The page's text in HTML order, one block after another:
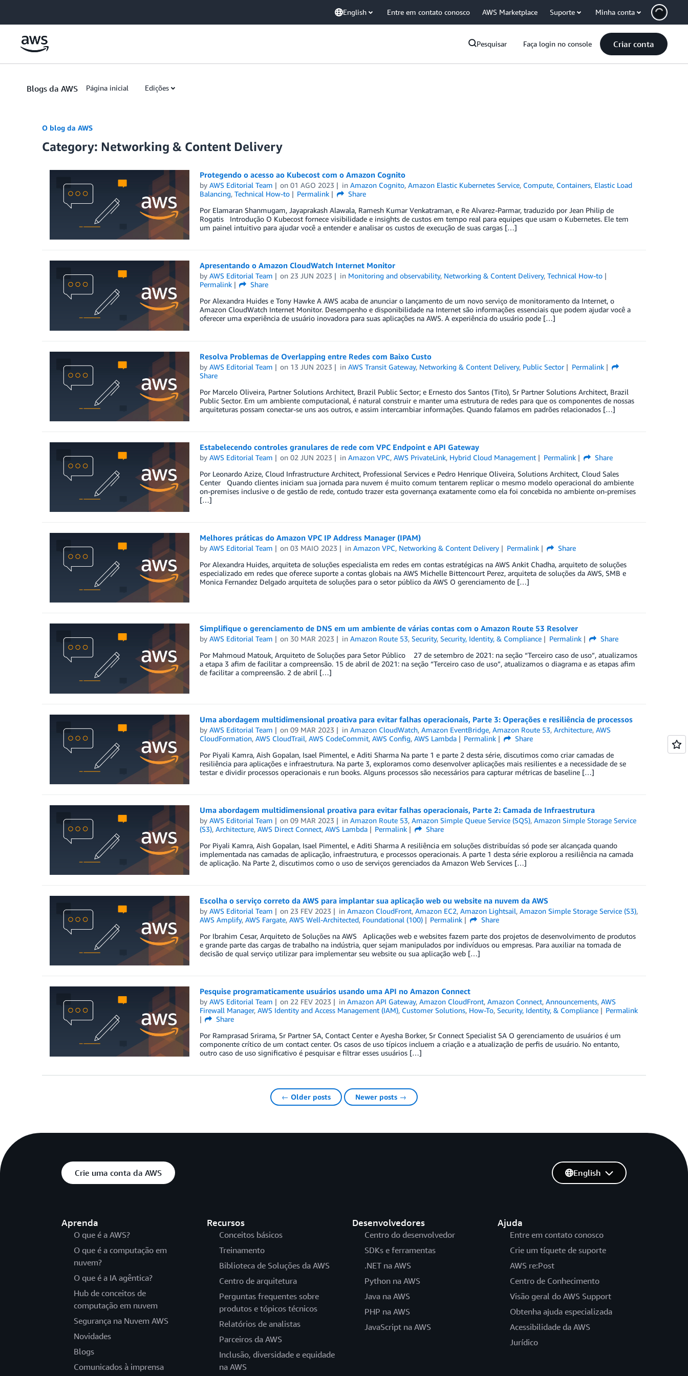
English Entre em contato conosco AWS Marketplace Suporte Minha conta
Pesquisar Faça login no console Criar conta
Blogs da AWS Página inicial Edições
O blog da AWS
Category: Networking & Content Delivery
Protegendo o acesso ao Kubecost com o Amazon Cognito
by AWS Editorial Team on01 AGO 2023 inAmazon Cognito,Amazon Elastic Kubernetes Service, Compute, Containers, Elastic Load
Balancing, Technical How-to Permalink
Share
Por Elamaran Shanmugam, Jayaprakash Alawala, Ramesh Kumar Venkatraman, e Re Alvarez-Parmar, traduzido por Jean Philip de
Rogatis Introdução O Kubecost fornece visibilidade e insights de custos em tempo real para equipes que usam o Kubernetes. Ele tem
um painel intuitivo para ajudar você a entender e analisar os custos de execução de suas cargas […]
Apresentando o Amazon CloudWatch Internet Monitor
by AWS Editorial Team on 23 JUN 2023 in Monitoring and observability, Networking & Content Delivery,Technical How-to
Permalink
Share
Por Alexandra Huides e Tony Hawke A AWS acaba de anunciar o lançamento de um novo serviço de monitoramento da Internet, o
Amazon CloudWatch Internet Monitor. Desempenho e disponibilidade na Internet são informações essenciais que podem ajudar você a
oferecer uma experiência de usuário inovadora para suas aplicações na AWS. A experiência do usuário pode […]
Resolva Problemas de Overlapping entre Redes com Baixo Custo
by AWS Editorial Team on 13 JUN 2023 inAWS Transit Gateway, Networking & Content Delivery, Public Sector
Permalink
Share
Por Marcelo Oliveira, Partner Solutions Architect, Brazil Public Sector; e Ernesto dos Santos (Tito), Sr Partner Solutions Architect, Brazil
Public Sector. Em um ambiente computacional, é natural construir e manter uma estrutura de redes para que os componentes de nossas
arquiteturas possam conectar-se uns aos outros, e assim intercambiar informações. Quando falamos em padrões relacionados […]
Estabelecendo controles granulares de rede com VPC Endpoint e API Gateway
by AWS Editorial Team on02 JUN 2023 inAmazon VPC,AWS PrivateLink, Hybrid Cloud Management Permalink
Share
Por Leonardo Azize, Cloud Infrastructure Architect, Professional Services e Pedro Henrique Oliveira, Solutions Architect, Cloud Sales
Center Quando clientes iniciam sua jornada para nuvem é muito comum tentarem replicar o mesmo modelo operacional do ambiente
on-premises inclusive o de gestão de rede, contudo trazer esta governança exatamente como ela foi concebida no ambiente on-premises
[…]
Melhores práticas do Amazon VPC IP Address Manager (IPAM)
by AWS Editorial Team on03 MAIO 2023 inAmazon VPC, Networking & Content Delivery Permalink
Share
Por Alexandra Huides, arquiteta de soluções especialista em redes em contas estratégicas na AWS Ankit Chadha, arquiteto de soluções
especializado em redes que oferece suporte a contas globais na AWS Michelle Bittencourt Perez, arquiteta de soluções da AWS, SMB e
Monica Fernandez Delgado arquiteta de soluções para o setor público da AWS O gerenciamento de […]
Simplifique o gerenciamento de DNS em um ambiente de várias contas com o Amazon Route 53 Resolver
by AWS Editorial Team on 30 MAR 2023 inAmazon Route 53,Security,Security, Identity, & Compliance Permalink
Share
Por Mahmoud Matouk, Arquiteto de Soluções para Setor Público 27 de setembro de 2021: na seção “Terceiro caso de uso”, atualizamos
a etapa 3 afim de facilitar a compreensão. 15 de abril de 2021: na seção “Terceiro caso de uso”, atualizamos o diagrama e as etapas afim
de facilitar a compreensão. 2 de abril […]
Uma abordagem multidimensional proativa para evitar falhas operacionais, Parte 3: Operações e resiliência de processos
by AWS Editorial Team on09 MAR 2023 inAmazon CloudWatch,Amazon EventBridge,Amazon Route 53,Architecture,AWS
CloudFormation, AWS CloudTrail, AWS CodeCommit, AWS Config, AWS Lambda Permalink
Share
Por Piyali Kamra, Aish Gopalan, Isael Pimentel, e Aditi Sharma Na parte 1 e parte 2 desta série, discutimos como criar camadas de
resiliência para aplicações e infraestrutura. Na parte 3, exploramos como desenvolver aplicações mais resilientes e a necessidade de se
testar e dividir processos operacionais e run books. Alguns processos são necessários para capturar métricas de baseline […]
Uma abordagem multidimensional proativa para evitar falhas operacionais, Parte 2: Camada de Infraestrutura
by AWS Editorial Team on09 MAR 2023 inAmazon Route 53,Amazon Simple Queue Service (SQS),Amazon Simple Storage Service
(S3), Architecture, AWS Direct Connect, AWS Lambda Permalink
Share
Por Piyali Kamra, Aish Gopalan, Isael Pimentel, e Aditi Sharma A resiliência em soluções distribuídas só pode ser alcançada quando
implementada nas camadas de aplicação, infraestrutura, e processos operacionais. A parte 1 desta série explorou a resiliência na camada
de aplicação. Na Parte 2, discutimos como o uso de serviços gerenciados da Amazon Web Services […]
Escolha o serviço correto da AWS para implantar sua aplicação web ou website na nuvem da AWS
by AWS Editorial Team on 23 FEV 2023 inAmazon CloudFront,Amazon EC2,Amazon Lightsail,Amazon Simple Storage Service (S3),
AWS Amplify, AWS Fargate, AWS Well-Architected, Foundational (100) Permalink
Share
Por Ibrahim Cesar, Arquiteto de Soluções na AWS Aplicações web e websites fazem parte dos projetos de desenvolvimento de produtos
e grande parte das cargas de trabalho na indústria, quer sejam manipulados por indivíduos ou empresas. Para auxiliar na tomada de
decisão de qual serviço utilizar para implementar seu website ou sua aplicação web […]
Pesquise programaticamente usuários usando uma API no Amazon Connect
by AWS Editorial Team on 22 FEV 2023 inAmazon API Gateway,Amazon CloudFront,Amazon Connect,Announcements,AWS
Firewall Manager, AWS Identity and Access Management (IAM), Customer Solutions, How-To, Security, Identity, & Compliance
Permalink
Share
Por Ramprasad Srirama, Sr Partner SA, Contact Center e Ayesha Borker, Sr Connect Specialist SA O gerenciamento de usuários é um
componente crítico de um contact center. Os casos de uso típicos incluem a criação e a atualização de perfis de usuário. No entanto,
outro caso de uso significativo é pesquisar e filtrar esses usuários […]
← Older posts Newer posts →
Crie uma conta da AWS
Aprenda
O que é a AWS?
O que é a computação em
nuvem?
O que é a IA agêntica?
Hub de conceitos de
computação em nuvem
Segurança na Nuvem AWS
Novidades
Blogs
Comunicados à imprensa
Recursos
Conceitos básicos
Treinamento
Biblioteca de Soluções da AWS
Centro de arquitetura
Perguntas frequentes sobre
produtos e tópicos técnicos
Relatórios de analistas
Parceiros da AWS
Inclusão, diversidade e equidade
na AWS
Desenvolvedores
Centro do desenvolvedor
SDKs e ferramentas
.NET na AWS
Python na AWS
Java na AWS
PHP na AWS
JavaScript na AWS
Ajuda
Entre em contato conosco
Crie um tíquete de suporte
AWS re:Post
Centro de Conhecimento
Visão geral do AWS Support
Obtenha ajuda especializada
Acessibilidade da AWS
Jurídico
English